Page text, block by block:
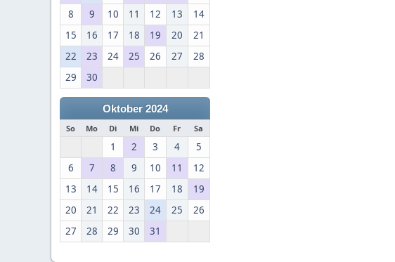
8
9 10 11 12 13
14
15
16 17 18 19 20
21
22
23 24 25 26 27
28
29
30
Oktober 2024
So Mo Di Mi Do Fr Sa
1 2 3 4
5
6
7 8 9 10 11
12
13
14 15 16 17 18
19
20
21 22 23 24 25
26
27
28 29 30 31